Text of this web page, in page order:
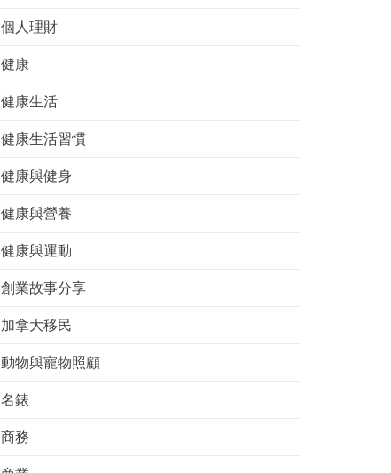
個人理財
健康
健康生活
健康生活習慣
健康與健身
健康與營養
健康與運動
創業故事分享
加拿大移民
動物與寵物照顧
名錶
商務